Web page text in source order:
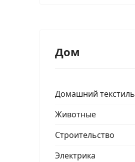
Дом
Домашний текстиль
Животные
Строительство
Электрика